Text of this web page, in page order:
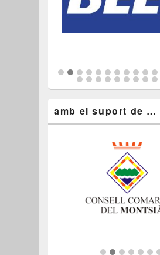
amb el suport de …